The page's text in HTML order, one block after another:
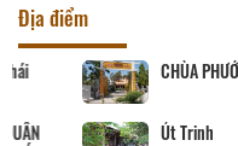
Địa điểm
CHÙA PHƯỚC HẬU
Út Trinh